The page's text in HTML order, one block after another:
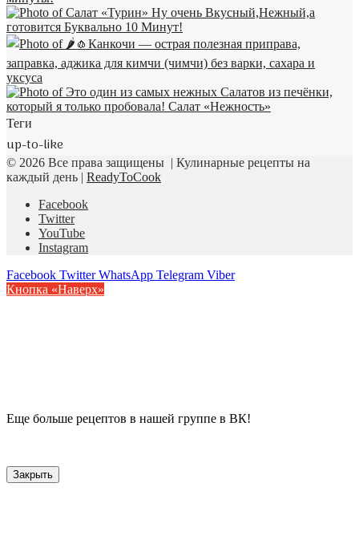
Теги
up-to-like
© 2026 Все права защищены | Кулинарные рецепты на
каждый день | ReadyToCook
Facebook
Twitter
YouTube
Instagram
Facebook Twitter WhatsApp Telegram Viber
Кнопка «Наверх»
Еще больше рецептов в нашей группе в ВК!
Закрыть